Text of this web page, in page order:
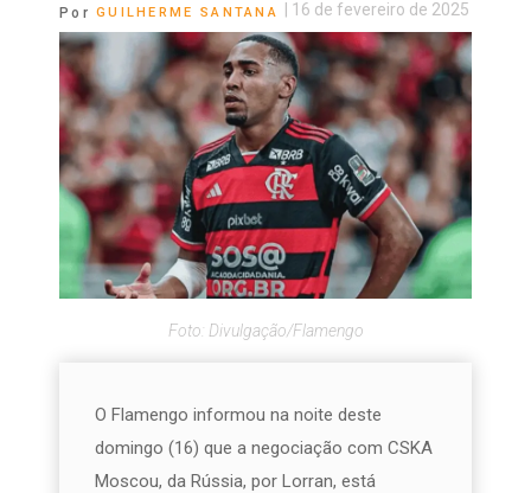
Por GUILHERME SANTANA 16 de fevereiro de 2025
Foto: Divulgação/Flamengo
O Flamengo informou na noite deste
domingo (16) que a negociação com CSKA
Moscou, da Rússia, por Lorran, está